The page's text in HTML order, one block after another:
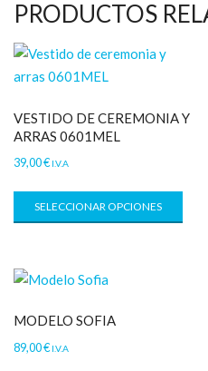
PRODUCTOS
VESTIDO DE CEREMONIA Y
ARRAS 0601MEL
39,00€ I.V.A
SELECCIONAR OPCIONES
MODELO SOFIA
89,00€ I.V.A